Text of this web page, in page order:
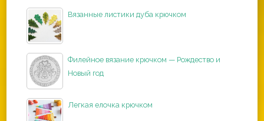
Вязанные листики дуба крючком
Филейное вязание крючком — Рождество и
Новый год
Легкая елочка крючком